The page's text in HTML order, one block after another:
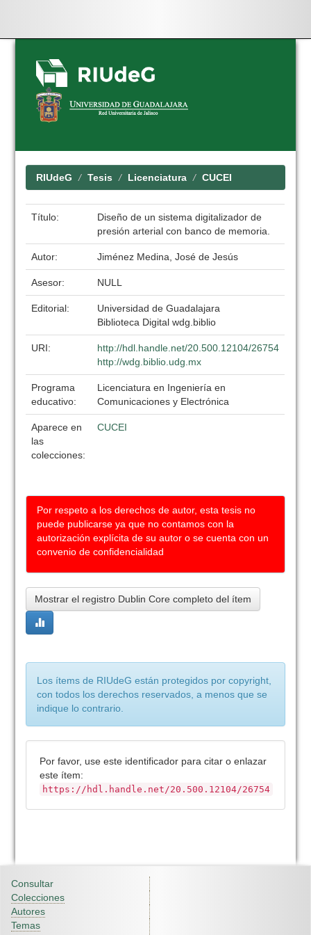
Skip
navigation
RIUdeG Tesis Licenciatura CUCEI
Título:
Diseño de un sistema digitalizador de
presión arterial con banco de memoria.
Autor: Jiménez Medina, José de Jesús
Asesor: NULL
Editorial:
Universidad de Guadalajara
Biblioteca Digital wdg.biblio
URI:
http://hdl.handle.net/20.500.12104/26754
http://wdg.biblio.udg.mx
Programa
educativo:
Licenciatura en Ingeniería en
Comunicaciones y Electrónica
Aparece en
las
colecciones:
CUCEI
Por respeto a los derechos de autor, esta tesis no
puede publicarse ya que no contamos con la
autorización explícita de su autor o se cuenta con un
convenio de confidencialidad
Mostrar el registro Dublin Core completo del ítem
Los ítems de RIUdeG están protegidos por copyright,
con todos los derechos reservados, a menos que se
indique lo contrario.
Por favor, use este identificador para citar o enlazar
este ítem:
https://hdl.handle.net/20.500.12104/26754
Consultar
Colecciones
Autores
Temas